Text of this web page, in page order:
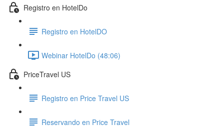
Registro en HotelDo
Registro en HotelDO
Webinar HotelDo (48:06)
PriceTravel US
Registro en Price Travel US
Reservando en Price Travel